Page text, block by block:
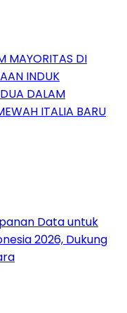
MAYORITAS DI
INDUK
DALAM
ITALIA BARU
Data untuk
2026, Dukung